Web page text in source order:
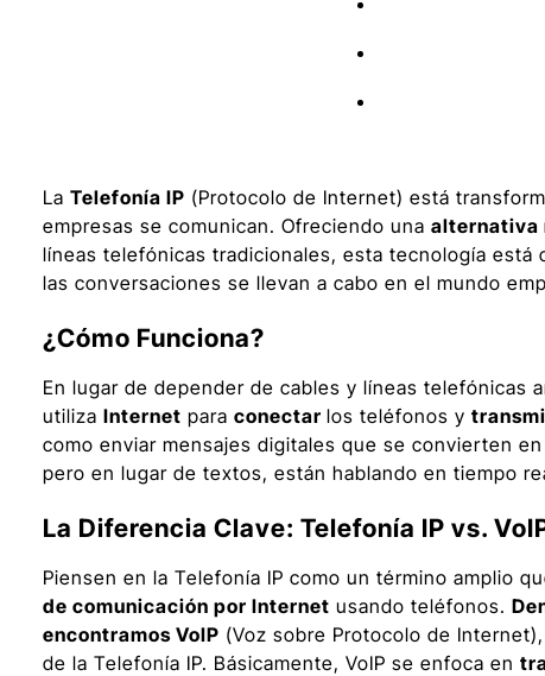
La Telefonía IP (Protocolo de Internet) está
empresas se comunican. Ofreciendo una alternativa
líneas telefónicas tradicionales, esta tecnología está
las conversaciones se llevan a cabo en el mundo
¿Cómo Funciona?
En lugar de depender de cables y líneas telefónicas
utiliza Internet para conectar los teléfonos y
como enviar mensajes digitales que se convierten
pero en lugar de textos, están hablando en tiempo
La Diferencia Clave: Telefonía IP vs.
Piensen en la Telefonía IP como un término amplio
de comunicación por Internet usando teléfonos.
encontramos VoIP (Voz sobre Protocolo de
de la Telefonía IP. Básicamente, VoIP se enfoca en